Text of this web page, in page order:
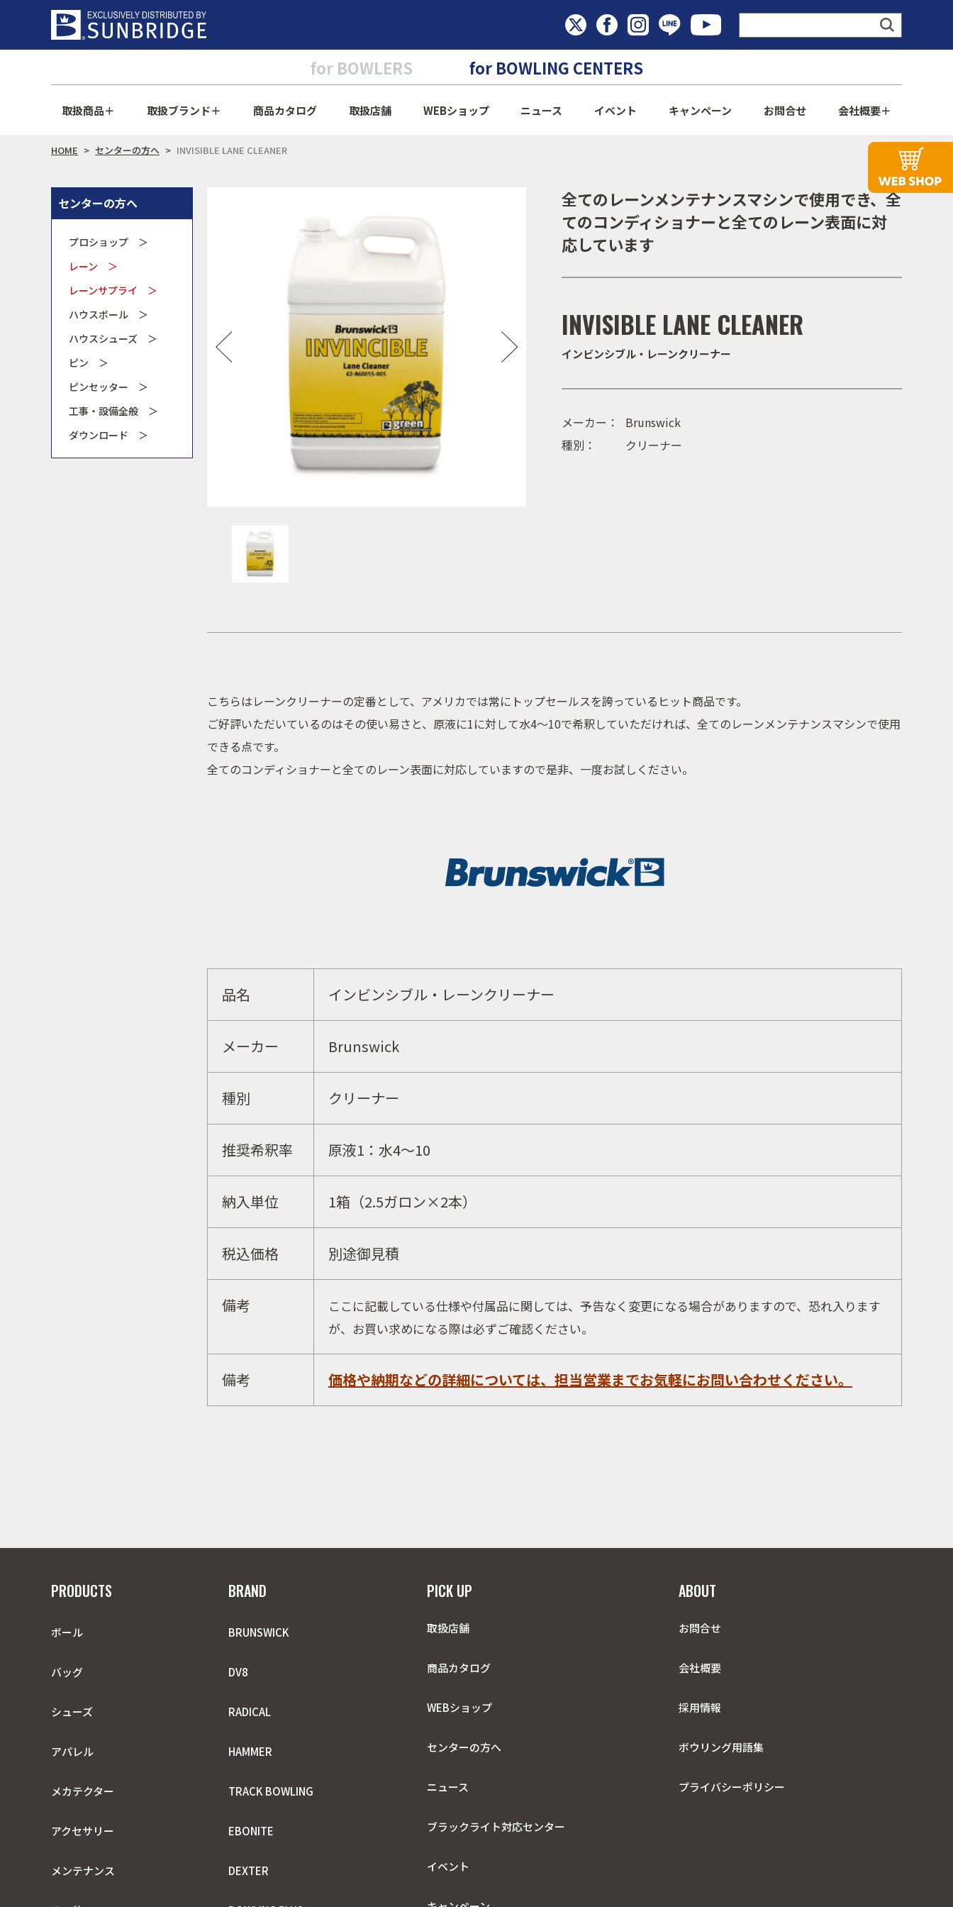
for BOWLERS for BOWLING CENTERS
取扱商品 取扱ブランド 商品カタログ 取扱店舗 WEBショップ ニュース イベント キャンペーン お問合せ 会社概要
取扱店舗
WEBショップ
ニュース
イベント
キャンペーン
お問合せ
HOME センターの方へ INVISIBLE LANE CLEANER
センターの方へ
プロショップ ＞
レーン ＞
レーンサプライ ＞
ハウスボール ＞
ハウスシューズ ＞
ピン ＞
ピンセッター ＞
工事・設備全般 ＞
ダウンロード ＞
全てのレーンメンテナンスマシンで使用でき、全
てのコンディショナーと全てのレーン表面に対
応しています
INVISIBLE LANE CLEANER
インビンシブル・レーンクリーナー
メーカー：
Brunswick
種別：
クリーナー
こちらはレーンクリーナーの定番として、アメリカでは常にトップセールスを誇っている ヒット商品です。
ご好評いただいているのはその使い易さ と、原液に1に対して水4〜10で希釈していただければ、 全てのレーンメンテナンスマシンで使用
できる点です。
全てのコンディショナーと全てのレーン表面に対応していますので是非、一度お試しください。
品名 インビンシブル・レーンクリーナー
メーカー Brunswick
種別 クリーナー
推奨希釈率 原液1：水4〜10
納入単位 1箱（2.5ガロン×2本）
税込価格 別途御見積
備考
ここに記載している仕様や付属品に関しては、予告なく変更になる場合がありますので、恐れ入ります
が、お買い求めになる際は必ずご確認ください。
備考 価格や納期などの詳細については、担当営業までお気軽にお問い合わせください。
PRODUCTS
ボール
バッグ
シューズ
アパレル
メカテクター
アクセサリー
メンテナンス
BRAND
BRUNSWICK
DV8
RADICAL
HAMMER
TRACK BOWLING
EBONITE
DEXTER
PICK UP
取扱店舗
商品カタログ
WEBショップ
センターの方へ
ニュース
ブラックライト対応センター
イベント
ABOUT
お問合せ
会社概要
採用情報
ボウリング用語集
プライバシーポリシー